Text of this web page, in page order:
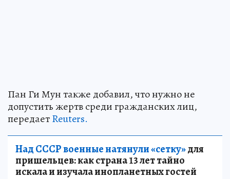
Пан Ги Мун также добавил, что нужно не
допустить жертв среди гражданских лиц,
передаетReuters.
Над СССР военные натянули «сетку»для
пришельцев: как страна 13 лет тайно
искала и изучала инопланетных гостей